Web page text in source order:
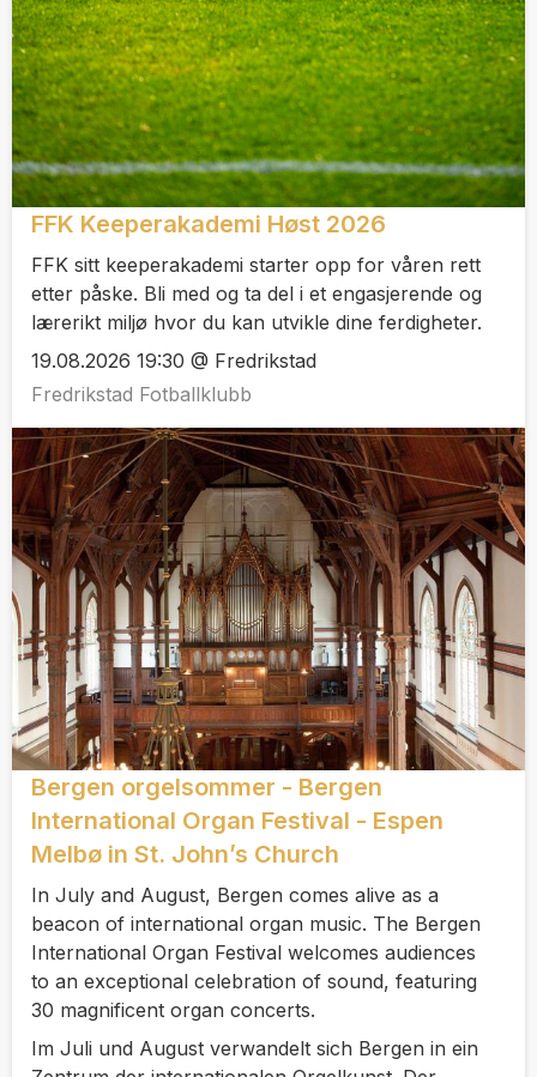
FFK Keeperakademi Høst 2026
FFK sitt keeperakademi starter opp for våren rett
etter påske. Bli med og ta del i et engasjerende og
lærerikt miljø hvor du kan utvikle dine ferdigheter.
19.08.2026 19:30 @ Fredrikstad
Fredrikstad Fotballklubb
Bergen orgelsommer - Bergen
International Organ Festival - Espen
Melbø in St. John’s Church
In July and August, Bergen comes alive as a
beacon of international organ music. The Bergen
International Organ Festival welcomes audiences
to an exceptional celebration of sound, featuring
30 magnificent organ concerts.
Im Juli und August verwandelt sich Bergen in ein